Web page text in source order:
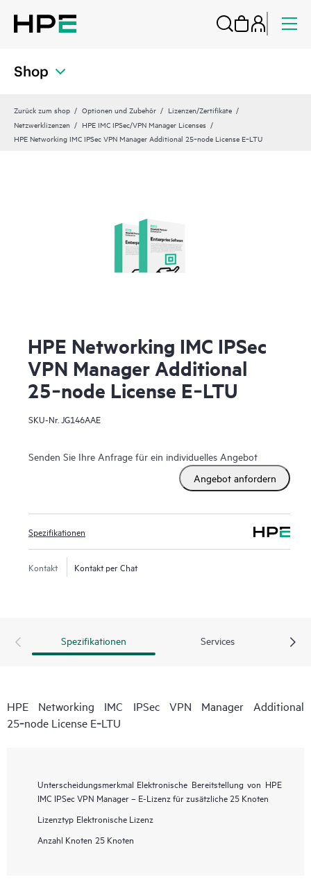
Shop
Zurück zum shop Optionen und Zubehör
Lizenzen/Zertifikate
Netzwerklizenzen
HPE IMC IPSec/VPN Manager Licenses
HPE Networking IMC IPSec VPN Manager Additional 25‑node License E‑LTU
HPE Networking IMC IPSec
VPN Manager Additional
25‑node License E‑LTU
SKU-Nr. JG146AAE
Senden Sie Ihre Anfrage für ein individuelles Angebot
Angebot anfordern
Spezifikationen
Kontakt Kontakt per Chat
Spezifikationen Services
HPE Networking IMC IPSec VPN Manager Additional
25‑node License E‑LTU
Unterscheidungsmerkmal Elektronische Bereitstellung von HPE
IMC IPSec VPN Manager – E-Lizenz für zusätzliche 25 Knoten
Lizenztyp Elektronische Lizenz
Anzahl Knoten 25 Knoten